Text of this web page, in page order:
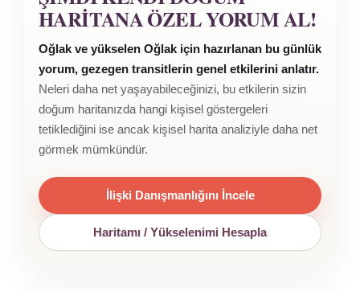
HARITANA ÖZEL YORUM AL!
Oğlak ve yükselen Oğlak için hazırlanan bu günlük
yorum, gezegen transitlerin genel etkilerini anlatır.
Neleri daha net yaşayabileceğinizi, bu etkilerin sizin
doğum haritanızda hangi kişisel göstergeleri
tetiklediğini ise ancak kişisel harita analiziyle daha net
görmek mümkündür.
İlişki Danışmanlığını İncele
Haritamı / Yükselenimi Hesapla